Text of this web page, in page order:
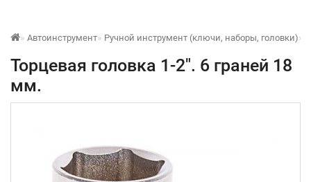
Автоинструмент Ручной инструмент (ключи, наборы, головки)
Торцевая головка 1-2". 6 граней 18
мм.